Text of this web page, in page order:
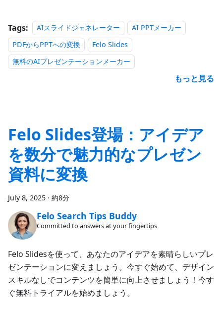
Tags: AIスライドジェネレーター
AI PPTメーカー
PDFからPPTへの変換
Felo Slides
無料のAIプレゼンテーションメーカー
もっと見る
Felo Slides登場：アイデア
を数分で魅力的なプレゼン
資料に変換
July 8, 2025 · 約8分
Felo Search Tips Buddy
Committed to answers at your fingertips
Felo Slidesを使って、あなたのアイデアを素晴らしいプレ
ゼンテーションに変えましょう。今すぐ始めて、デザイン
スキルなしでコンテンツを簡単に向上させましょう！今す
ぐ無料トライアルを始めましょう。